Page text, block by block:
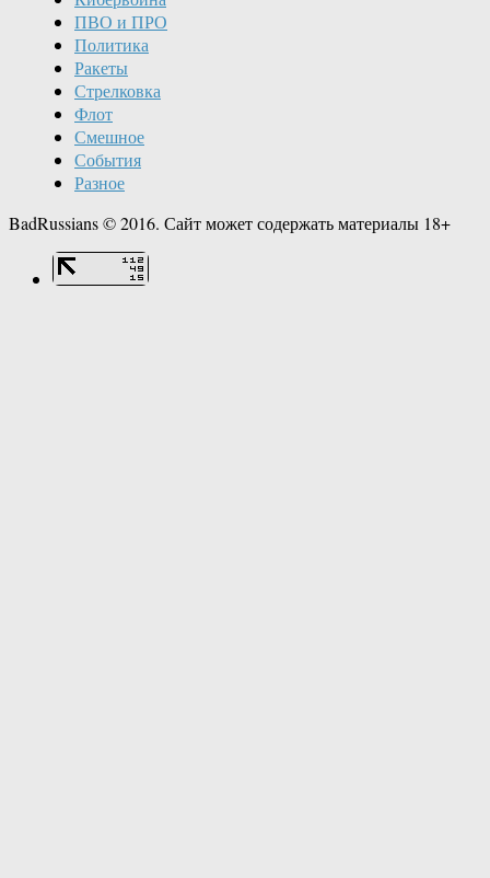
ПВО и ПРО
Политика
Ракеты
Стрелковка
Флот
Смешное
События
Разное
BadRussians © 2016. Сайт может содержать материалы 18+